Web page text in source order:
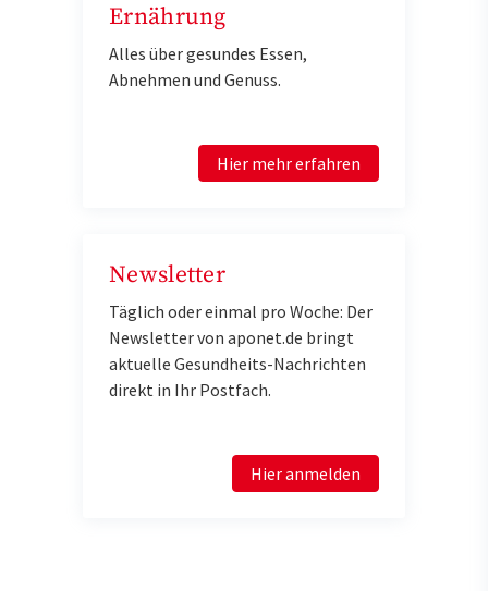
Ernährung
Alles über gesundes Essen,
Abnehmen und Genuss.
Hier mehr erfahren
Newsletter
Täglich oder einmal pro Woche: Der
Newsletter von aponet.de bringt
aktuelle Gesundheits-Nachrichten
direkt in Ihr Postfach.
Hier anmelden